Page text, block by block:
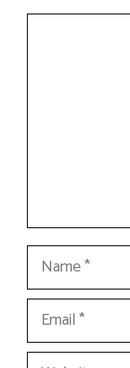
Name
Email
Website